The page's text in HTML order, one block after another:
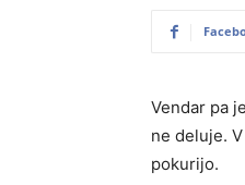
Vendar pa
ne deluje.
pokurijo.